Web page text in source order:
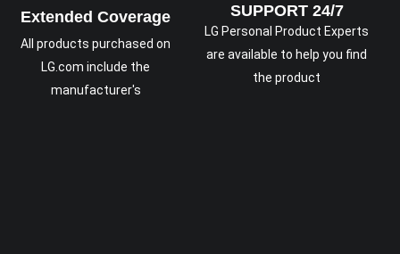
Extended Coverage
All products purchased on
LG.com include the
manufacturer's
SUPPORT 24/7
LG Personal Product Experts
are available to help you find
the product